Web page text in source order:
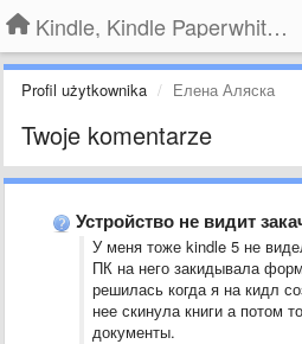
Kindle, Kindle Paperwhite, Kindle Voyage
Profil użytkownika Елена Аляска
Twoje komentarze
Устройство не видит
У меня тоже kindle 5 не
ПК на него закидывала
решилась когда я на кидл
нее скинула книги а потом
документы.